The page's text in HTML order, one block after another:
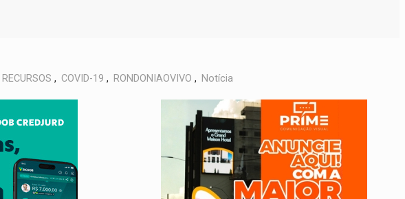
RECURSOS , COVID-19 , RONDONIAOVIVO , Notícia